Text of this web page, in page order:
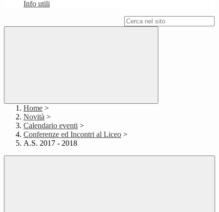
Info utili
Home >
Novità >
Calendario eventi >
Conferenze ed Incontri al Liceo >
A.S. 2017 - 2018